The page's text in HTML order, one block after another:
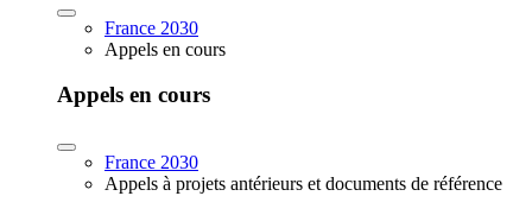
France 2030
Appels en cours
Appels en cours
France 2030
Appels à projets antérieurs et documents de référence